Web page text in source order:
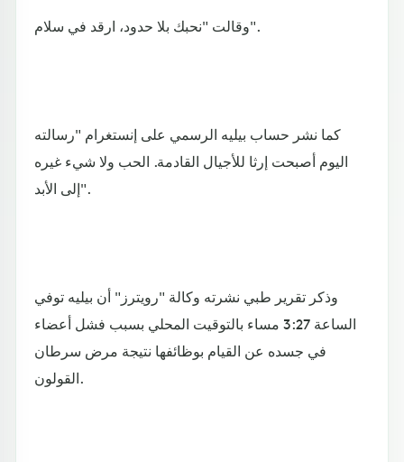
وقالت "نحبك بلا حدود، ارقد في سلام".
كما نشر حساب بيليه الرسمي على إنستغرام "رسالته
اليوم أصبحت إرثا للأجيال القادمة. الحب ولا شيء غيره
إلى الأبد".
وذكر تقرير طبي نشرته وكالة "رويترز" أن بيليه توفي
الساعة 3:27 مساء بالتوقيت المحلي بسبب فشل أعضاء
في جسده عن القيام بوظائفها نتيجة مرض سرطان
القولون.